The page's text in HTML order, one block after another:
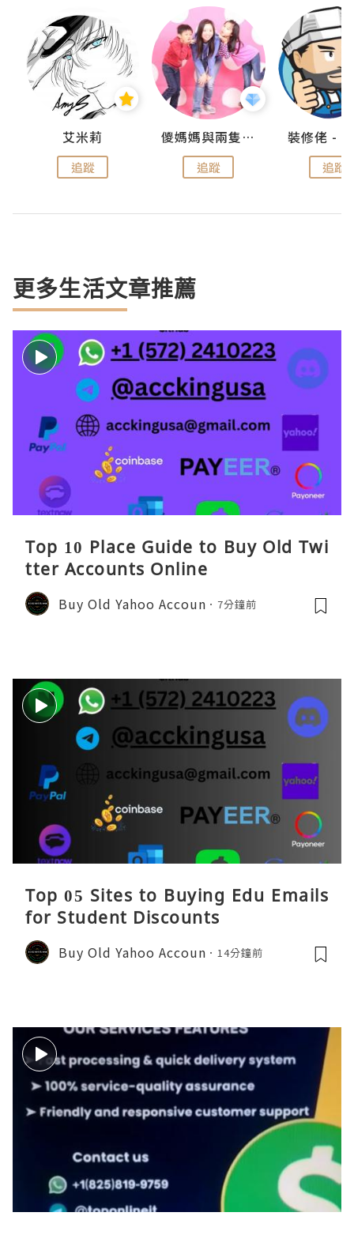
艾米莉
追蹤
儍媽媽與兩隻小魔怪之家
追蹤 追蹤
更多生活文章推薦
Top 10 Place Guide to Buy Old Twi
tter Accounts Online
Buy Old Yahoo Accoun 7分鐘前
Top 05 Sites to Buying Edu Emails
for Student Discounts
Buy Old Yahoo Accoun 14分鐘前